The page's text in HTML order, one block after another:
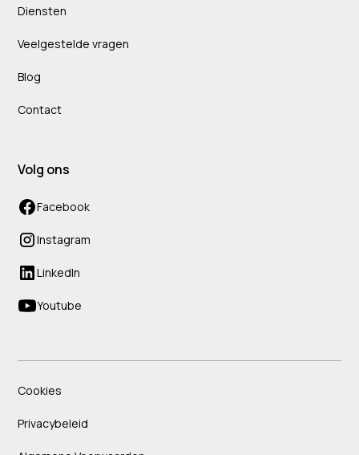
Diensten
Veelgestelde vragen
Blog
Contact
Volg ons
Facebook
Instagram
LinkedIn
Youtube
Cookies
Privacybeleid